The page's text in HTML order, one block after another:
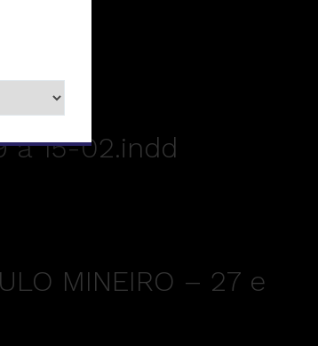
a 15-02.indd
MINEIRO – 27 e